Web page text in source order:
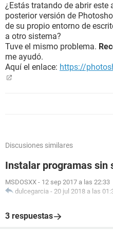
¿Estás tratando de abrir
posterior versión de
de su propio entorno de
a otro sistema?
Tuve el mismo problema.
me ayudó.
Aquí el enlace: https://
Discusiones similares
Instalar programas sin
MSDOSXX - 12 sep 2017 a las 22:33
dulcegarcia - 20 jul 2018 a las
3 respuestas